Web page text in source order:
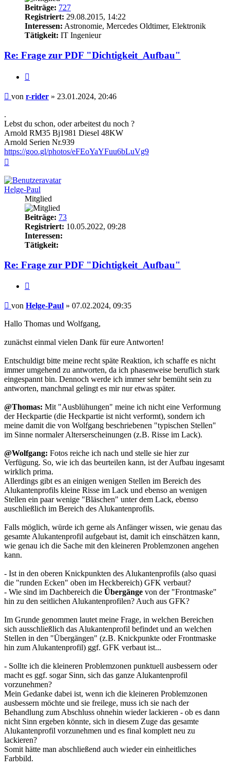
Beiträge: 727
Registriert: 29.08.2015, 14:22
Interessen: Astronomie, Mercedes Oldtimer, Elektronik
Tätigkeit: IT Ingenieur
Re: Frage zur PDF "Dichtigkeit_Aufbau"
Beitrag
von r-rider » 23.01.2024, 20:46
.
Lebst du schon, oder arbeitest du noch ?
Arnold RM35 Bj1981 Diesel 48KW
Arnold Serien Nr.939
https://goo.gl/photos/eFEoYaYFuu6bLuVg9
Helge-Paul
Mitglied
Beiträge: 73
Registriert: 10.05.2022, 09:28
Interessen:
Tätigkeit:
Re: Frage zur PDF "Dichtigkeit_Aufbau"
Beitrag
von Helge-Paul » 07.02.2024, 09:35
Hallo Thomas und Wolfgang,
zunächst einmal vielen Dank für eure Antworten!
Entschuldigt bitte meine recht späte Reaktion, ich schaffe es nicht
immer umgehend zu antworten, da ich phasenweise beruflich stark
eingespannt bin. Dennoch werde ich immer sehr bemüht sein zu
antworten, manchmal gelingt es mir nur etwas später.
@Thomas: Mit "Ausblühungen" meine ich nicht eine Verformung
der Heckpartie (die Heckpartie ist nicht verformt), sondern ich
meine damit die von Wolfgang beschriebenen "typischen Stellen"
im Sinne normaler Alterserscheinungen (z.B. Risse im Lack).
@Wolfgang: Fotos reiche ich nach und stelle sie hier zur
Verfügung. So, wie ich das beurteilen kann, ist der Aufbau ingesamt
wirklich prima.
Allerdings gibt es an einigen wenigen Stellen im Bereich des
Alukantenprofils kleine Risse im Lack und ebenso an wenigen
Stellen ein paar wenige "Bläschen" unter dem Lack, ebenso
auschließlich im Bereich des Alukantenprofils.
Falls möglich, würde ich gerne als Anfänger wissen, wie genau das
gesamte Alukantenprofil aufgebaut ist, damit ich einschätzen kann,
wie genau ich die Sache mit den kleineren Problemzonen angehen
kann.
- Ist in den oberen Knickpunkten des Alukantenprofils (also quasi
die "runden Ecken" oben im Heckbereich) GFK verbaut?
- Wie sind im Dachbereich die Übergänge von der "Frontmaske"
hin zu den seitlichen Alukantenprofilen? Auch aus GFK?
Im Grunde genommen lautet meine Frage, in welchen Bereichen
sich ausschließlich das Alukantenprofil befindet und an welchen
Stellen in den "Übergängen" (z.B. Knickpunkte oder Frontmaske
hin zum Alukantenprofil) ggf. GFK verbaut ist...
- Sollte ich die kleineren Problemzonen punktuell ausbessern oder
macht es ggf. sogar Sinn, sich das ganze Alukantenprofil
vorzunehmen?
Mein Gedanke dabei ist, wenn ich die kleineren Problemzonen
ausbessern möchte und sie freilege, muss ich sie nach der
Behandlung zum Abschluss ohnehin wieder lackieren - ob es dann
nicht Sinn ergeben könnte, sich in diesem Zuge das gesamte
Alukantenprofil vorzunehmen und es final komplett neu zu
lackieren?
Somit hätte man abschließend auch wieder ein einheitliches
Farbbild.